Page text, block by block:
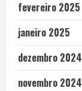
fevereiro 2025
janeiro 2025
dezembro 2024
novembro 2024